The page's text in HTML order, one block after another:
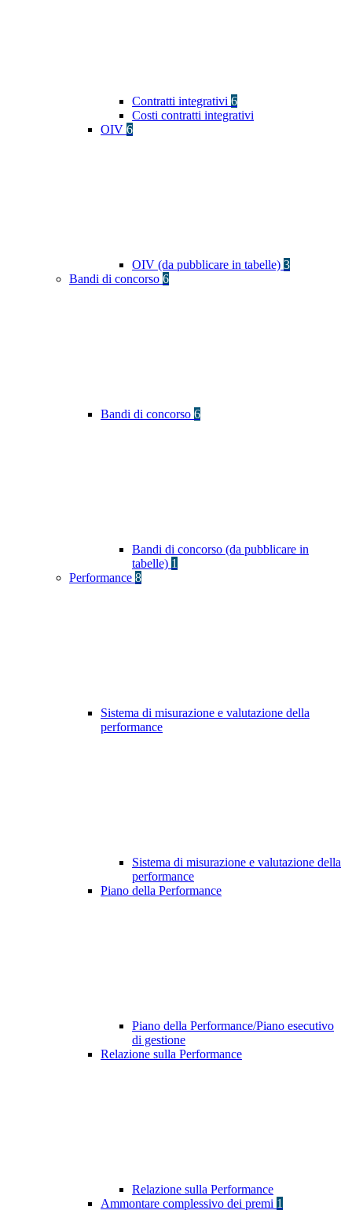
Contratti integrativi 6
Costi contratti integrativi
OIV 6
OIV (da pubblicare in tabelle) 3
Bandi di concorso 6
Bandi di concorso 6
Bandi di concorso (da pubblicare in
tabelle) 1
Performance 8
Sistema di misurazione e valutazione della
performance
Sistema di misurazione e valutazione della
performance
Piano della Performance
Piano della Performance/Piano esecutivo
di gestione
Relazione sulla Performance
Relazione sulla Performance
Ammontare complessivo dei premi 1